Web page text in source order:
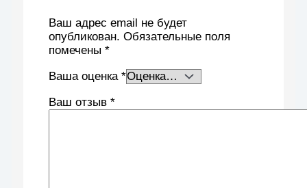
Ваш адрес email не будет
опубликован. Обязательные поля
помечены *
Ваша оценка *
Ваш отзыв *